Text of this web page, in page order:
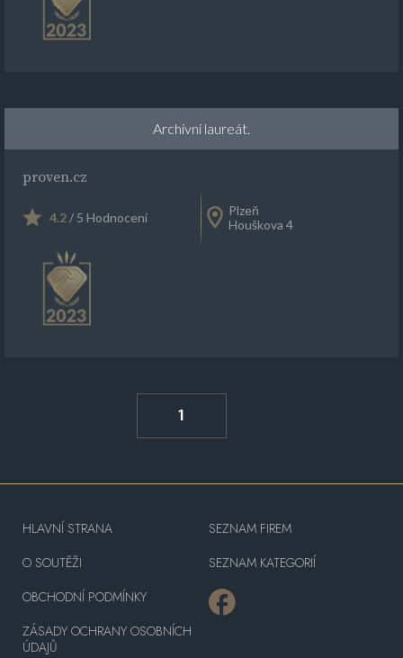
Archivní laureát.
proven.cz
4.2/ 5 Hodnocení
Plzeň
Houškova 4
1
HLAVNÍ STRANA
O SOUTĚŽI
OBCHODNÍ PODMÍNKY
ZÁSADY OCHRANY OSOBNÍCH
ÚDAJŮ
SEZNAM FIREM
SEZNAM KATEGORIÍ